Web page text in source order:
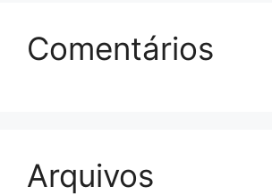
Comentários
Arquivos